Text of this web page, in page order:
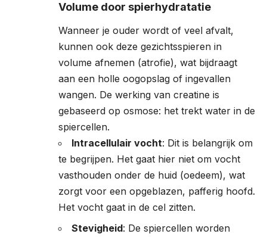
Volume door spierhydratatie
Wanneer je ouder wordt of veel afvalt,
kunnen ook deze gezichtsspieren in
volume afnemen (atrofie), wat bijdraagt
aan een holle oogopslag of ingevallen
wangen. De werking van creatine is
gebaseerd op osmose: het trekt water in de
spiercellen.
Intracellulair vocht: Dit is belangrijk om
te begrijpen. Het gaat hier niet om vocht
vasthouden onder de huid (oedeem), wat
zorgt voor een opgeblazen, pafferig hoofd.
Het vocht gaat in de cel zitten.
Stevigheid: De spiercellen worden